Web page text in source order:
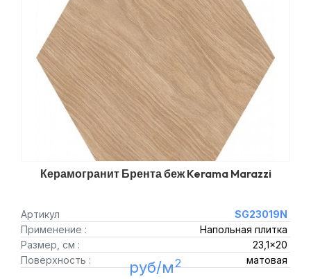
Керамогранит Брента беж Kerama Marazzi
Артикул
SG23019N
Применение :
Напольная плитка
Размер, см :
23,1x20
Поверхность :
матовая
руб/м2